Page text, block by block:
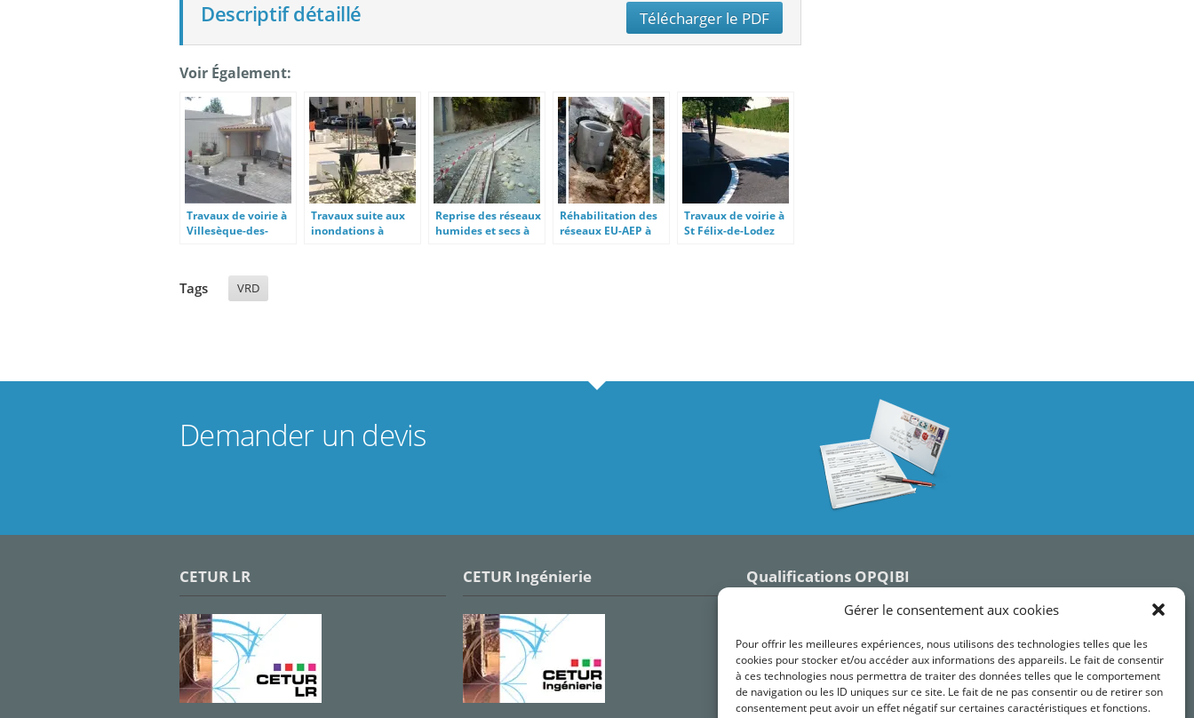
Gérer le consentement aux cookies
Pour offrir les meilleures expériences, nous utilisons des technologies telles que les
cookies pour stocker et/ou accéder aux informations des appareils. Le fait de consentir
à ces technologies nous permettra de traiter des données telles que le comportement
de navigation ou les ID uniques sur ce site. Le fait de ne pas consentir ou de retirer son
consentement peut avoir un effet négatif sur certaines caractéristiques et fonctions.
Télécharger le PDF
Descriptif détaillé
Voir Également:
Travaux de voirie à
Villesèque-des-
Travaux suite aux
inondations à
Reprise des réseaux
humides et secs à
Réhabilitation des
réseaux EU-AEP à
Travaux de voirie à
St Félix-de-Lodez
Tags VRD
Demander un devis
CETUR LR CETUR Ingénierie Qualifications OPQIBI